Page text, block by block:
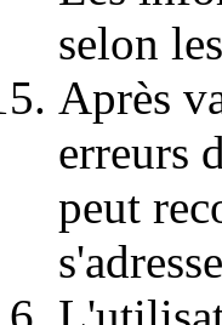
selon
Après
erreurs
peut